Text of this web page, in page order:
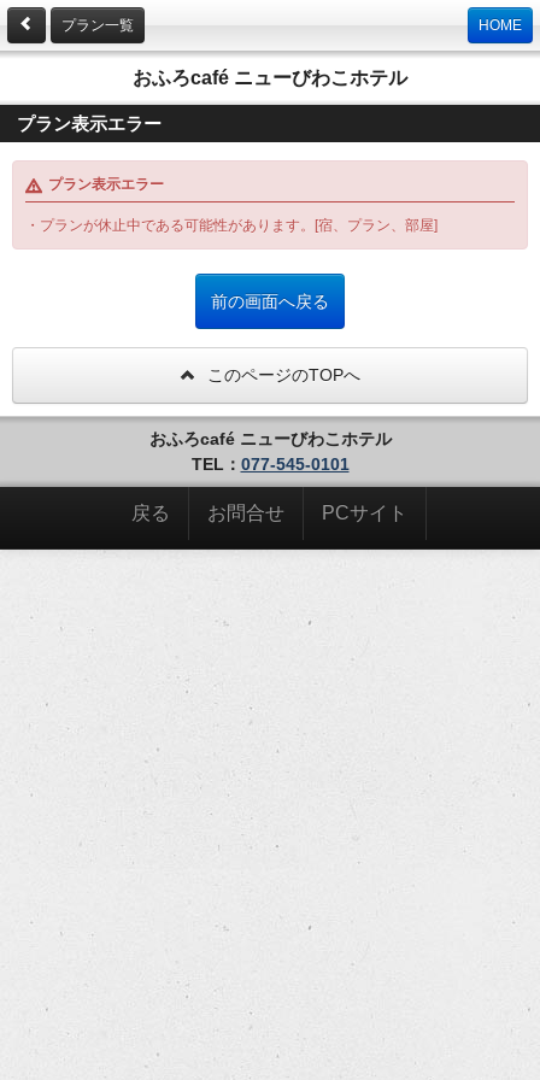
プラン一覧 HOME
おふろcafé ニューびわこホテル
プラン表示エラー
プラン表示エラー
・プランが休止中である可能性があります。[宿、プラン、部屋]
このページのTOPへ
おふろcafé ニューびわこホテル
TEL： 077-545-0101
戻る お問合せ PCサイト